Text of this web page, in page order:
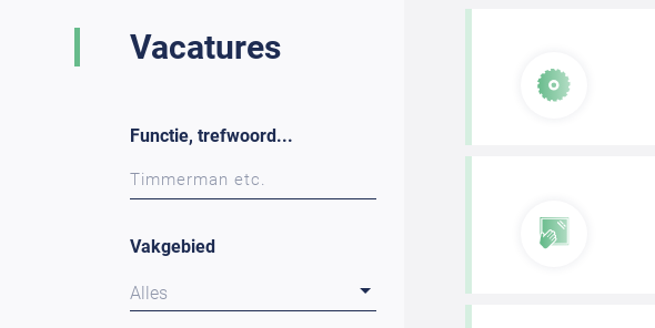
Vacatures
Functie, trefwoord...
Vakgebied
Alles